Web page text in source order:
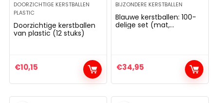
DOORZICHTIGE KERSTBALLEN
PLASTIC
Doorzichtige kerstballen
van plastic (12 stuks)
€10,15
BIJZONDERE KERSTBALLEN
Blauwe kerstballen: 100-
delige set (mat,
€34,95